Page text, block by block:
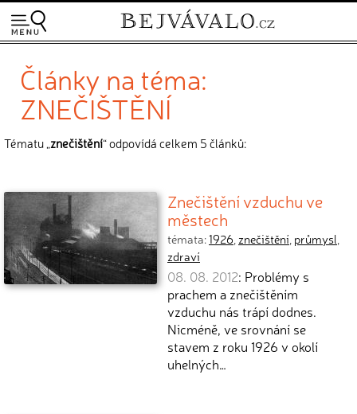
Články na téma:
ZNEČIŠTĚNÍ
Tématu „znečištění“ odpovídá celkem 5 článků:
Znečištění vzduchu ve
městech
témata:1926, znečištění, průmysl,
zdraví
08. 08. 2012: Problémy s
prachem a znečištěním
vzduchu nás trápí dodnes.
Nicméně, ve srovnání se
stavem z roku 1926 v okolí
uhelných…